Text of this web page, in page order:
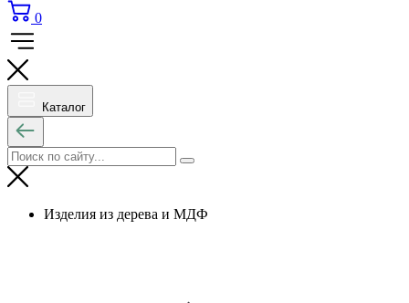
0
Каталог
Изделия из дерева и МДФ